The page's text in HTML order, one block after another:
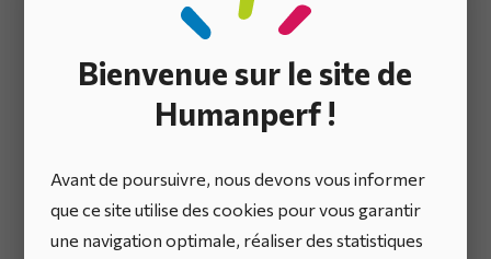
Bienvenue sur le site de
Humanperf !
Avant de poursuivre, nous devons vous informer
que ce site utilise des cookies pour vous garantir
une navigation optimale, réaliser des statistiques
Chaque comité doit avoir un mandat explicite
périmètre d’action, une composition adaptéeet une
fréquence calibrée
. Cela évite les redondances et
assure la cohérence des décisions à tous les niveaux :
opérationnel (COMOP / AIC).